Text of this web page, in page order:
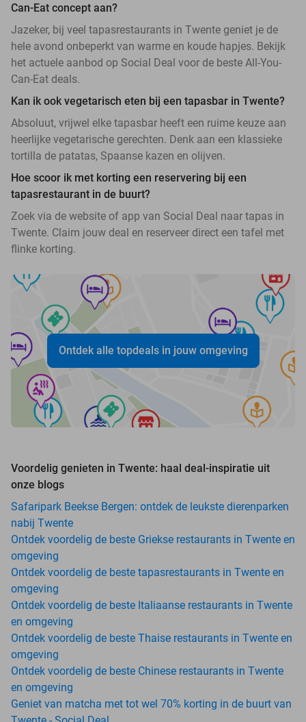
Can-Eat concept aan?
Jazeker, bij veel tapasrestaurants in Twente geniet je de
hele avond onbeperkt van warme en koude hapjes. Bekijk
het actuele aanbod op Social Deal voor de beste All-You-
Can-Eat deals.
Kan ik ook vegetarisch eten bij een tapasbar in Twente?
Absoluut, vrijwel elke tapasbar heeft een ruime keuze aan
heerlijke vegetarische gerechten. Denk aan een klassieke
tortilla de patatas, Spaanse kazen en olijven.
Hoe scoor ik met korting een reservering bij een
tapasrestaurant in de buurt?
Zoek via de website of app van Social Deal naar tapas in
Twente. Claim jouw deal en reserveer direct een tafel met
flinke korting.
Ontdek alle topdeals in jouw omgeving
Voordelig genieten in Twente: haal deal-inspiratie uit
onze blogs
Safaripark Beekse Bergen: ontdek de leukste dierenparken
nabij Twente
Ontdek voordelig de beste Griekse restaurants in Twente en
omgeving
Ontdek voordelig de beste tapasrestaurants in Twente en
omgeving
Ontdek voordelig de beste Italiaanse restaurants in Twente
en omgeving
Ontdek voordelig de beste Thaise restaurants in Twente en
omgeving
Ontdek voordelig de beste Chinese restaurants in Twente
en omgeving
Geniet van matcha met tot wel 70% korting in de buurt van